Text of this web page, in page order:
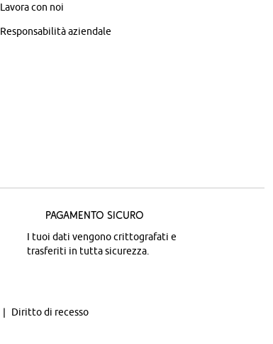
Lavora con noi
Responsabilità aziendale
Pagamento sicuro
I tuoi dati vengono crittografati e
trasferiti in tutta sicurezza.
Diritto di recesso